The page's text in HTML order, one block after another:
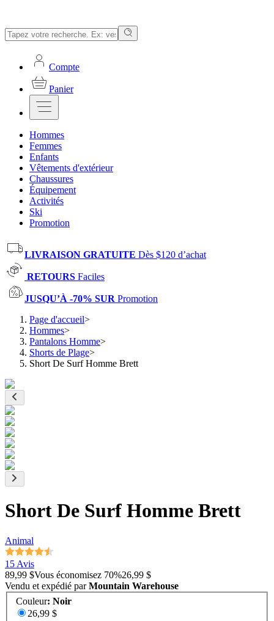
Compte
Panier
Hommes
Femmes
Enfants
Vêtements d'extérieur
Chaussures
Équipement
Activités
Ski
Promotion
LIVRAISON GRATUITE Dès $120 d’achat
RETOURS Faciles
JUSQU’À -70% SUR Promotion
Page d'accueil>
Hommes>
Pantalons Homme>
Shorts de Plage>
Short De Surf Homme Brett
Short De Surf Homme Brett
Animal
15 Avis
89,99 $Vous économisez 70%26,99 $
Vendu et expédié parMountain Warehouse
Couleur: Noir
26,99 $